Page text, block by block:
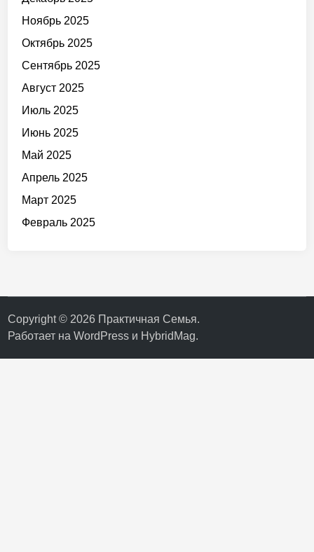
Ноябрь 2025
Октябрь 2025
Сентябрь 2025
Август 2025
Июль 2025
Июнь 2025
Май 2025
Апрель 2025
Март 2025
Февраль 2025
Copyright © 2026 Практичная Семья.
Работает наWordPress и HybridMag.